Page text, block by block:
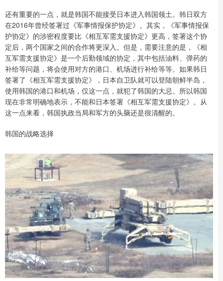
还有重要的一点，就是韩国不能接受日本进入韩国领土。韩日双方
在2016年曾经签署过《军事情报保护协定》。其实，《军事情报保
护协定》的涉密程度要比《相互军需支援协定》更高，签署这个协
定后，两个国家之间的合作将更深入。但是，需要注意的是，《相
互军需支援协定》是一个后勤领域的协定，其中包括油料、弹药的
补给等问题，将会使用对方的港口、机场进行补给等等。如果韩日
签署了《相互军需支援协定》，日本自卫队就可以登陆朝鲜半岛，
使用韩国的港口和机场，仅这一点，就犯了韩国的大忌。所以韩国
现在非常明确地表示，不能和日本签署《相互军需支援协定》。从
这一点来看，韩国执政当局和军方的头脑还是很清醒的。
韩国的战略选择